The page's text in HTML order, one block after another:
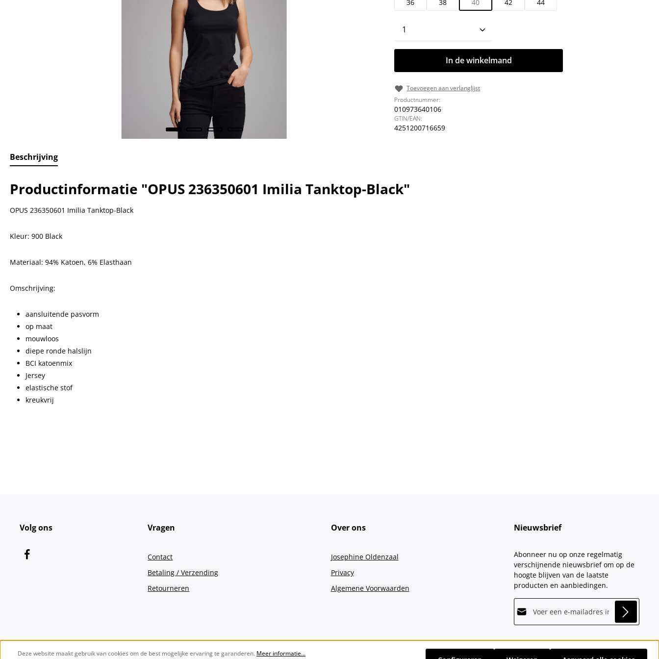
36 38 40 42 44
Producthoeveelheid: Voer de gewenste
In de winkelmand
Toevoegen aan verlanglijst
Productnummer:
010973640106
GTIN/EAN:
4251200716659
Beschrijving
Productinformatie "OPUS 236350601 Imilia Tanktop-Black"
OPUS 236350601 Imilia Tanktop-Black
Kleur: 900 Black
Materiaal: 94% Katoen, 6% Elasthaan
Omschrijving:
aansluitende pasvorm
op maat
mouwloos
diepe ronde halslijn
BCI katoenmix
Jersey
elastische stof
kreukvrij
Volg ons Vragen
Contact
Betaling / Verzending
Retourneren
Over ons
Josephine Oldenzaal
Privacy
Algemene Voorwaarden
Nieuwsbrief
Abonneer nu op onze regelmatig
verschijnende nieuwsbrief om op de
hoogte blijven van de laatste
producten en aanbiedingen.
E-mailadres*
Door doorgaan te selecteren, bevestigt
itsPrivacy PolicyandTerms of Useapply.
Velden gemarkeerd met asterisks (*)
zijn verplicht.
Deze website maakt gebruik van cookies om de best mogelijke ervaring te garanderen. Meer informatie...